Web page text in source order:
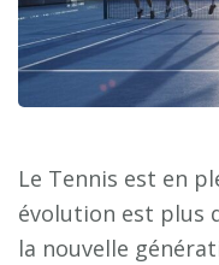
Le Tennis est en
évolution est plus
la nouvelle